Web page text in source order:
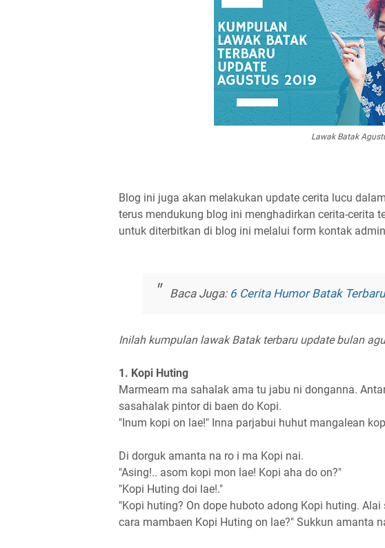
Lawak Batak
Blog ini juga akan melakukan update cerita lucu
terus mendukung blog ini menghadirkan cerita-cerita
untuk diterbitkan di blog ini melalui form kontak
Baca Juga: 6 Cerita Humor Batak
Inilah kumpulan lawak Batak terbaru update bulan
1. Kopi Huting
Marmeam ma sahalak ama tu jabu ni donganna.
sasahalak pintor di baen do Kopi.
"Inum kopi on lae!" Inna parjabui huhut mangalean
Di dorguk amanta na ro i ma Kopi nai.
"Asing!.. asom kopi mon lae! Kopi aha do on?"
"Kopi Huting doi lae!."
"Kopi huting? On dope huboto adong Kopi huting.
cara mambaen Kopi Huting on lae?" Sukkun amanta